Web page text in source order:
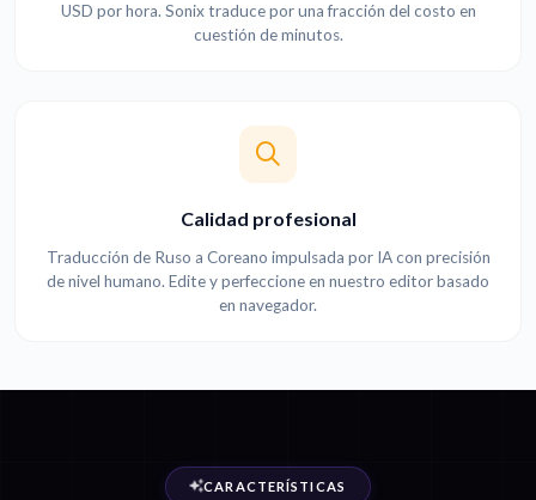
USD por hora. Sonix traduce por una fracción del costo en
cuestión de minutos.
Calidad profesional
Traducción de Ruso a Coreano impulsada por IA con precisión
de nivel humano. Edite y perfeccione en nuestro editor basado
en navegador.
CARACTERÍSTICAS